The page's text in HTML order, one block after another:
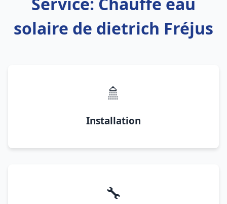
solaire de dietrich Fréjus
🚿
Installation
🔧